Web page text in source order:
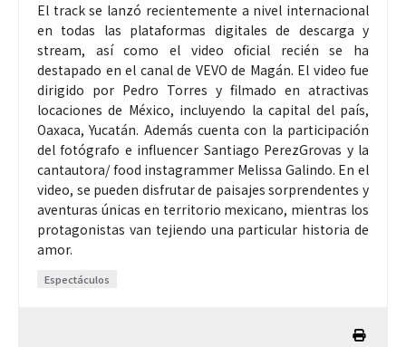
El track se lanzó recientemente a nivel internacional
en todas las plataformas digitales de descarga y
stream, así como el video oficial recién se ha
destapado en el canal de VEVO de Magán. El video fue
dirigido por Pedro Torres y filmado en atractivas
locaciones de México, incluyendo la capital del país,
Oaxaca, Yucatán. Además cuenta con la participación
del fotógrafo e influencer Santiago PerezGrovas y la
cantautora/ food instagrammer Melissa Galindo. En el
video, se pueden disfrutar de paisajes sorprendentes y
aventuras únicas en territorio mexicano, mientras los
protagonistas van tejiendo una particular historia de
amor.
Espectáculos